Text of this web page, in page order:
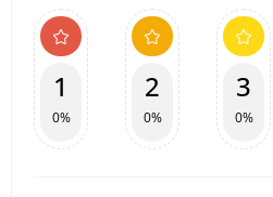
1
0%
2
0%
3
0%